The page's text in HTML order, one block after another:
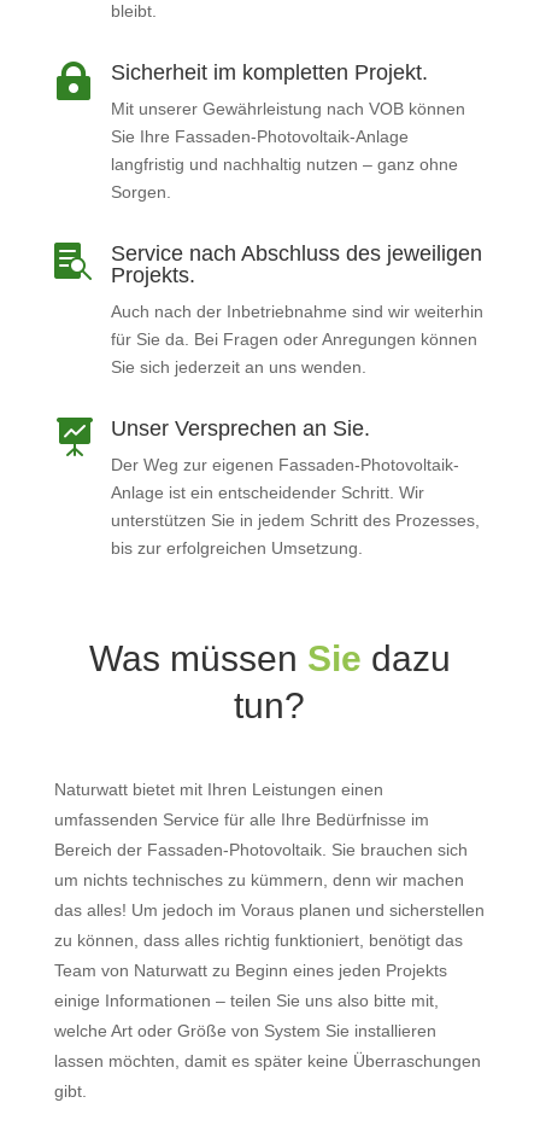
bleibt.
 Sicherheit im kompletten Projekt.
Mit unserer Gewährleistung nach VOB können
Sie Ihre Fassaden-Photovoltaik-Anlage
langfristig und nachhaltig nutzen – ganz ohne
Sorgen.

Service nach Abschluss des jeweiligen
Projekts.
Auch nach der Inbetriebnahme sind wir weiterhin
für Sie da. Bei Fragen oder Anregungen können
Sie sich jederzeit an uns wenden.
 Unser Versprechen an Sie.
Der Weg zur eigenen Fassaden-Photovoltaik-
Anlage ist ein entscheidender Schritt. Wir
unterstützen Sie in jedem Schritt des Prozesses,
bis zur erfolgreichen Umsetzung.
Was müssen Sie dazu
tun?
Naturwatt bietet mit Ihren Leistungen einen
umfassenden Service für alle Ihre Bedürfnisse im
Bereich der Fassaden-Photovoltaik. Sie brauchen sich
um nichts technisches zu kümmern, denn wir machen
das alles! Um jedoch im Voraus planen und sicherstellen
zu können, dass alles richtig funktioniert, benötigt das
Team von Naturwatt zu Beginn eines jeden Projekts
einige Informationen – teilen Sie uns also bitte mit,
welche Art oder Größe von System Sie installieren
lassen möchten, damit es später keine Überraschungen
gibt.